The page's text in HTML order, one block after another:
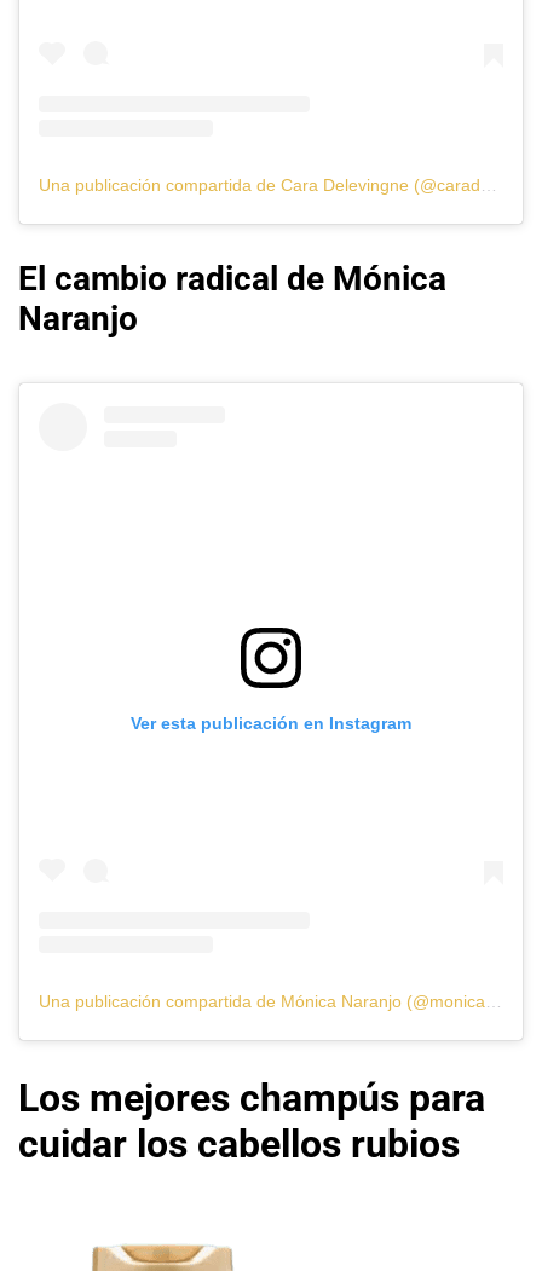
El cambio radical de Mónica
Naranjo
Ver esta publicación en Instagram
Una publicación compartida de Mónica Naranjo (@monicanaranjo)
Los mejores champús para
cuidar los cabellos rubios